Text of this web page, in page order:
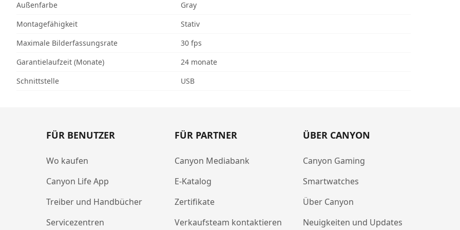
Außenfarbe
Gray
Montagefähigkeit
Stativ
Maximale Bilderfassungsrate
30 fps
Garantielaufzeit (Monate)
24 monate
Schnittstelle
USB
FÜR BENUTZER
Wo kaufen
Canyon Life App
Treiber und Handbücher
Servicezentren
FÜR PARTNER
Canyon Mediabank
E-Katalog
Zertifikate
Verkaufsteam kontaktieren
ÜBER CANYON
Canyon Gaming
Smartwatches
Über Canyon
Neuigkeiten und Updates